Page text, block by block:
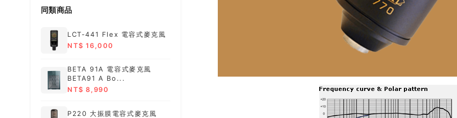
同類商品
LCT-441 Flex 電容式麥克風
NT$ 16,000
BETA 91A 電容式麥克風
BETA91 A Bo...
NT$ 8,990
P220 大振膜電容式麥克風